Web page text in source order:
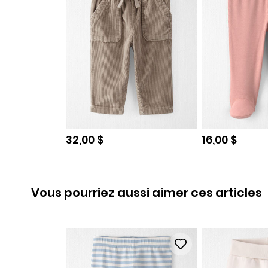
Prix de solde
32,00 $ Prix de solde
16,00 $
Vous pourriez aussi aimer ces articles